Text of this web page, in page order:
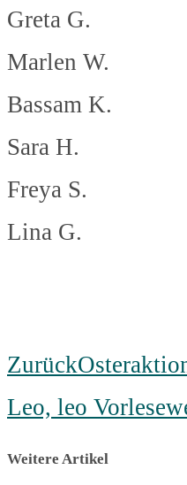
Greta G.
Marlen W.
Bassam K.
Sara H.
Freya S.
Lina G.
Zurück
Leo, leo
Weitere Artikel